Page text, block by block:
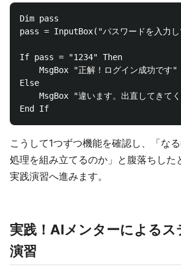
Dim pass
pass = InputBox("パスワードを入力
If pass = "1234" Then
    MsgBox "正解！ログイン成功です"
Else
MsgBox "違います。出直してきて
こうして1つずつ機能を確認し、「な
処理を組み立てるのか」と腹落ちした
実践演習へ進みます。
実践！AIメンターによる
演習